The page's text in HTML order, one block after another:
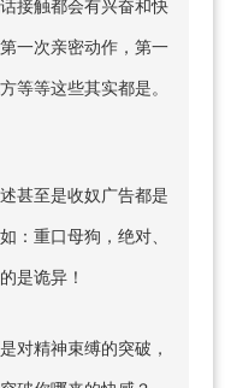
一次亲密动作，第一
等等这些其实都是。
甚至是收奴广告都是
：重口母狗，绝对、
是诡异！
对精神束缚的突破，